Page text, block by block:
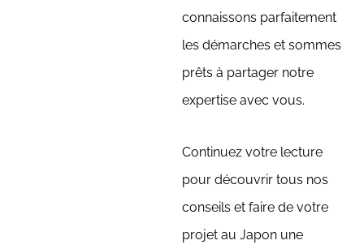
connaissons parfaitement
les démarches et sommes
prêts à partager notre
expertise avec vous.
Continuez votre lecture
pour découvrir tous nos
conseils et faire de votre
projet au Japon une